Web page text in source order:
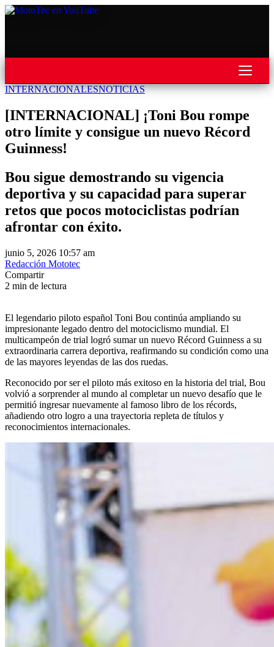
MOTOS
MOTOVELOCIDAD
MOTOGP
MOTOCROSS
MINICROSS
SUPERCROSS
CROSS COUNTRY
NOTICIAS
INTERNACIONALES
MOBIL
PLANES
GUÍA DE PRECIOS
MOTOS HONDA PERÚ
MOTOS HERO PERÚ
MOTOS ZONTES PERÚ
MOTOS HAOJUE PERÚ
MOTOS BENELLI PERÚ
MOTOS ZONGSHEN PERÚ
INTERNACIONALESNOTICIAS
[INTERNACIONAL] ¡Toni Bou rompe
otro límite y consigue un nuevo Récord
Guinness!
Bou sigue demostrando su vigencia
deportiva y su capacidad para superar
retos que pocos motociclistas podrían
afrontar con éxito.
junio 5, 2026 10:57 am
Redacción Mototec
Compartir
2 min de lectura
El legendario piloto español Toni Bou continúa ampliando su
impresionante legado dentro del motociclismo mundial. El
multicampeón de trial logró sumar un nuevo Récord Guinness a su
extraordinaria carrera deportiva, reafirmando su condición como una
de las mayores leyendas de las dos ruedas.
Reconocido por ser el piloto más exitoso en la historia del trial, Bou
volvió a sorprender al mundo al completar un nuevo desafío que le
permitió ingresar nuevamente al famoso libro de los récords,
añadiendo otro logro a una trayectoria repleta de títulos y
reconocimientos internacionales.